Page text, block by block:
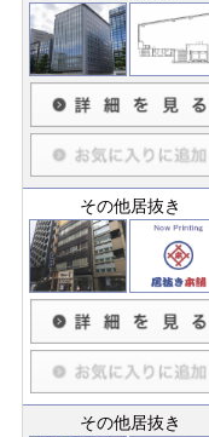
その他居抜き
その他居抜き